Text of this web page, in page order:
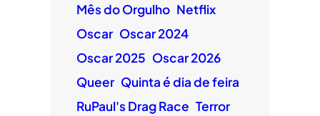
Mês do Orgulho Netflix
Oscar Oscar 2024
Oscar 2025 Oscar 2026
Queer Quinta é dia de feira
RuPaul's Drag Race Terror